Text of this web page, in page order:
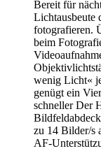
Bereit für
Lichtausbeute
fotografieren.
beim
wenig Licht«
genügt ein
schneller Der
zu 14 Bilder/s
AF-